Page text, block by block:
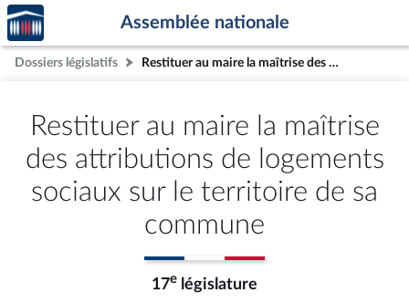
Aller au contenu
Aller en bas de la page
Accèder
à la
page
d'accueil
Assemblée nationale
Dossiers législatifs Restituer au maire la maîtrise des attributions de logements sociaux sur le territoire de sa commune
Restituer au maire la maîtrise
des attributions de logements
sociaux sur le territoire de sa
commune
17e législature